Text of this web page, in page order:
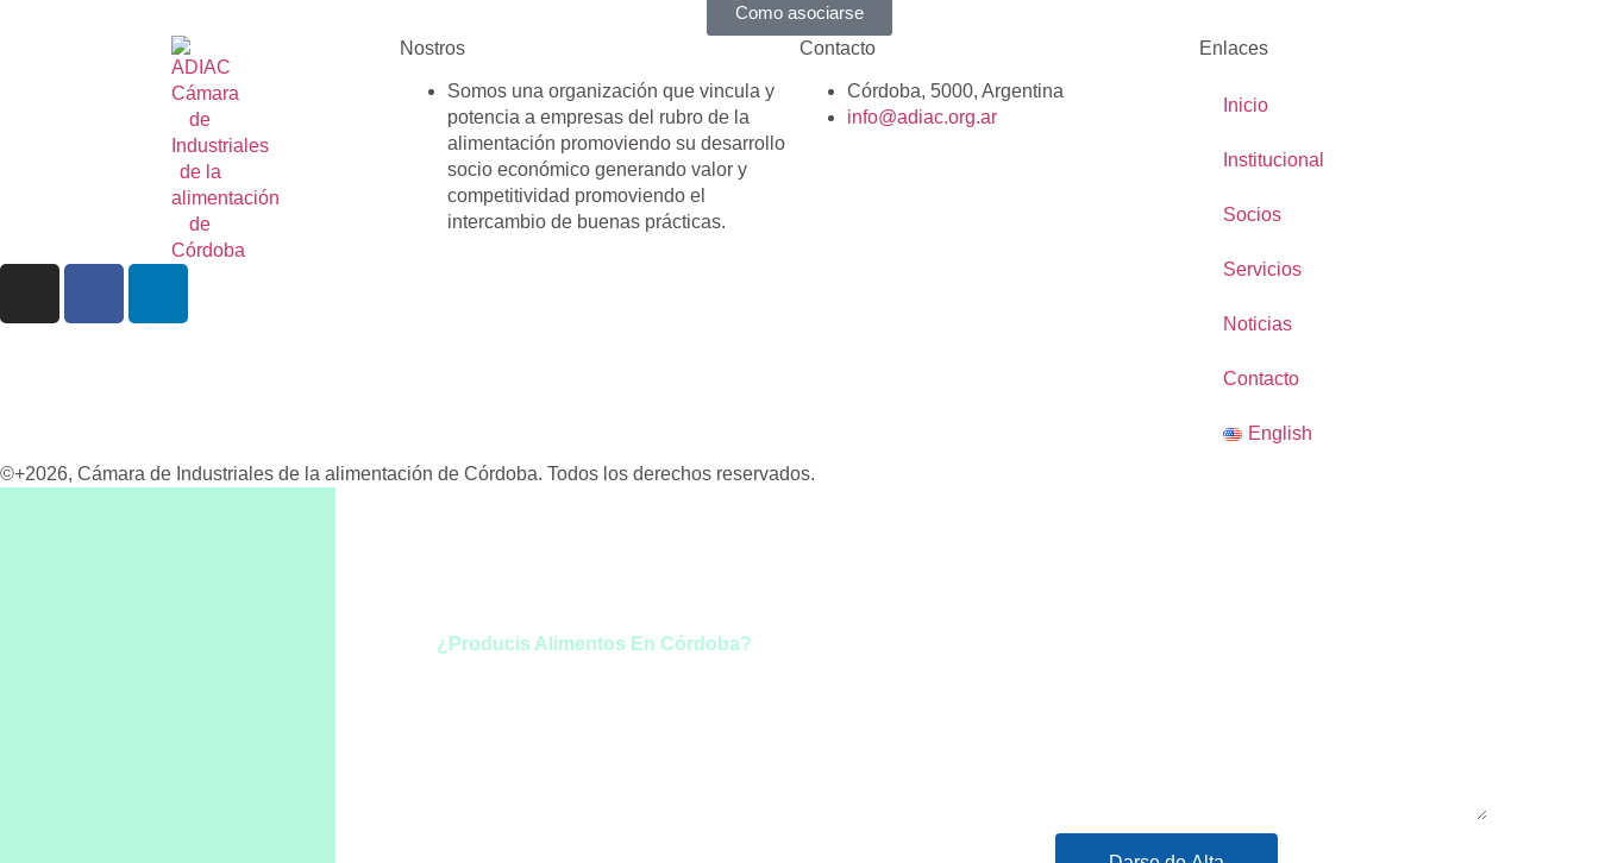
Como asociarse
Nostros
Somos una organización que vincula y
potencia a empresas del rubro de la
alimentación promoviendo su desarrollo
socio económico generando valor y
competitividad promoviendo el
intercambio de buenas prácticas.
Contacto
Córdoba, 5000, Argentina
info@adiac.org.ar
Enlaces
Inicio
Institucional
Socios
Servicios
Noticias
Contacto
English
©+2026, Cámara de Industriales de la alimentación de Córdoba. Todos los derechos reservados.
¿Producis Alimentos En Córdoba?